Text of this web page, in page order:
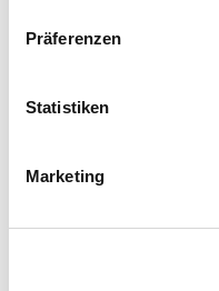
Informationen
können
bestimmten
Erfahren Sie mehr
Präferenzen
Statistiken
Marketing